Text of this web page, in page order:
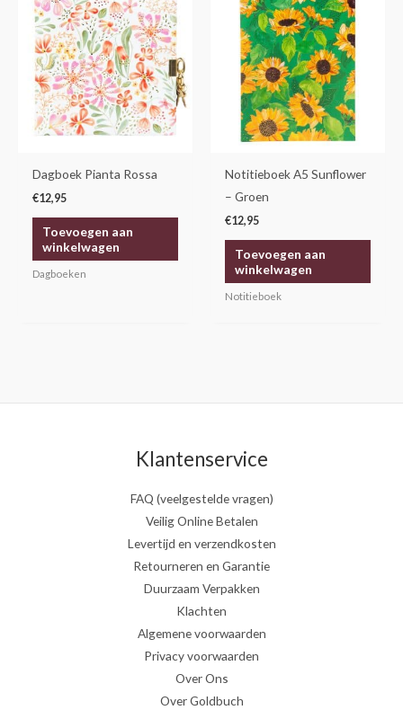
Dagboek Pianta Rossa
€12,95
Toevoegen aan
winkelwagen
Dagboeken
Notitieboek A5 Sunflower
– Groen
€12,95
Toevoegen aan
winkelwagen
Notitieboek
Klantenservice
FAQ (veelgestelde vragen)
Veilig Online Betalen
Levertijd en verzendkosten
Retourneren en Garantie
Duurzaam Verpakken
Klachten
Algemene voorwaarden
Privacy voorwaarden
Over Ons
Over Goldbuch